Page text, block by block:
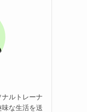
ルトレーナ
な生活を送